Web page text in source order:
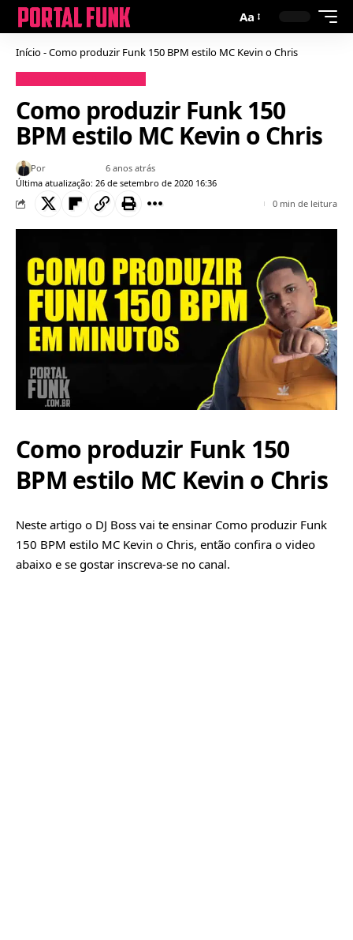
Aa
Início-Como produzir Funk 150 BPM estilo MC Kevin o Chris
Como produzir Funk 150
BPM estilo MC Kevin o Chris
Última atualização: 26 de setembro de 2020 16:36
Por Bruno Gabriel6 anos atrás
0 min de leitura
Como produzir Funk 150
BPM estilo MC Kevin o Chris
Neste artigo o DJ Boss vai te ensinar Como produzir Funk
150 BPM estilo MC Kevin o Chris, então confira o video
abaixo e se gostar inscreva-se no canal.